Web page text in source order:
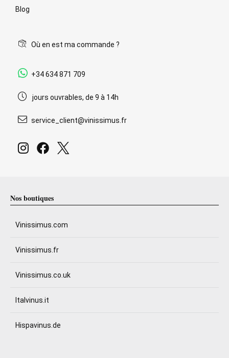
Blog
Où en est ma commande ?
+34 634 871 709
jours ouvrables, de 9 à 14h
service_client@vinissimus.fr
Nos boutiques
Vinissimus.com
Vinissimus.fr
Vinissimus.co.uk
Italvinus.it
Hispavinus.de